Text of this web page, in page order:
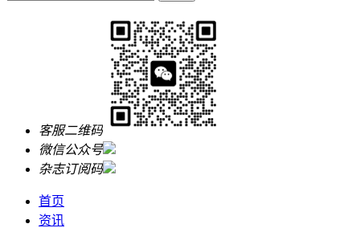
客服二维码
微信公众号
杂志订阅码
首页
资讯